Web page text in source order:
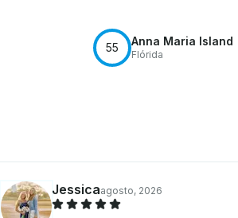
55 Anna Maria Island
Flórida
Jessicaagosto, 2026